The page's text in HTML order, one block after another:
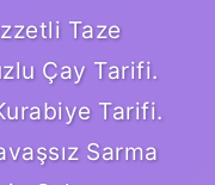
Taze
Çay Tarifi.
Tarifi.
Sarma